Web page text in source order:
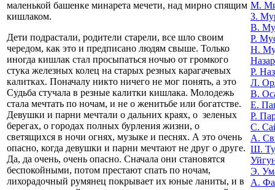
маленькой башенке минарета мечети, над мирно спящим
кишлаком.
Дети подрастали, родители старели, все шло своим
чередом, как это и предписано людям свыше. Только
иногда кишлак стал просыпаться ночью от громкого
стука железных колец на старых резных карагачевых
калитках. Поначалу никто ничего не мог понять, а это
Судьба стучала в резные калитки кишлака. Молодежь
стала мечтать по ночам, и не о женитьбе или богатстве.
Девушки и парни мечтали о дальних краях, о зеленых
берегах, о городах полных бурления жизни, о
светящихся в ночи огнях, музыке и песнях. А это очень
опасно, когда девушки и парни мечтают не друг о друге.
Да, да очень, очень опасно. Сначала они становятся
беспокойными, потом престают спать по ночам,
лихорадочный румянец покрывает их юные ланиты, и в
М.
З.
В.
Р.
Н.
Р.
Л.
В.
Е.
Р.
С.
А.
Ш.
Э.
А.